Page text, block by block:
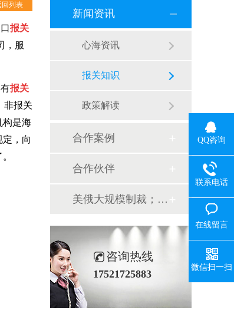
回列表
报关
，服
报关
非报关
构是海
，向
新闻资讯
心海资讯
报关知识
政策解读
合作案例
合作伙伴
美俄大规模制裁；欧元区刺激不变；黎巴嫩外汇危机...
咨询热线
17521725883
QQ咨询
联系电话
在线留言
微信扫一扫